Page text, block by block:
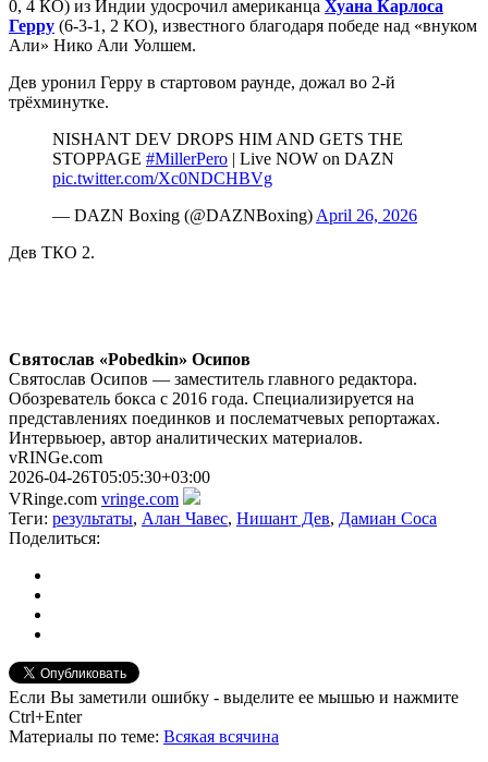
0, 4 КО) из Индии удосрочил американца Хуана Карлоса
Герру (6-3-1, 2 КО), известного благодаря победе над «внуком
Али» Нико Али Уолшем.
Дев уронил Герру в стартовом раунде, дожал во 2-й
трёхминутке.
NISHANT DEV DROPS HIM AND GETS THE
STOPPAGE #MillerPero | Live NOW on DAZN
pic.twitter.com/Xc0NDCHBVg
— DAZN Boxing (@DAZNBoxing) April 26, 2026
Дев ТКО 2.
Святослав «Pobedkin» Осипов
Святослав Осипов — заместитель главного редактора.
Обозреватель бокса с 2016 года. Специализируется на
представлениях поединков и послематчевых репортажах.
Интервьюер, автор аналитических материалов.
vRINGe.com
2026-04-26T05:05:30+03:00
VRinge.com vringe.com
Теги: результаты, Алан Чавес, Нишант Дев, Дамиан Соса
Поделиться:
Если Вы заметили ошибку - выделите ее мышью и нажмите
Ctrl+Enter
Материалы по теме: Всякая всячина